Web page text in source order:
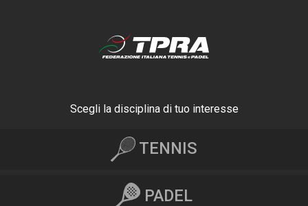
Scegli la disciplina di tuo interesse
TENNIS
PADEL